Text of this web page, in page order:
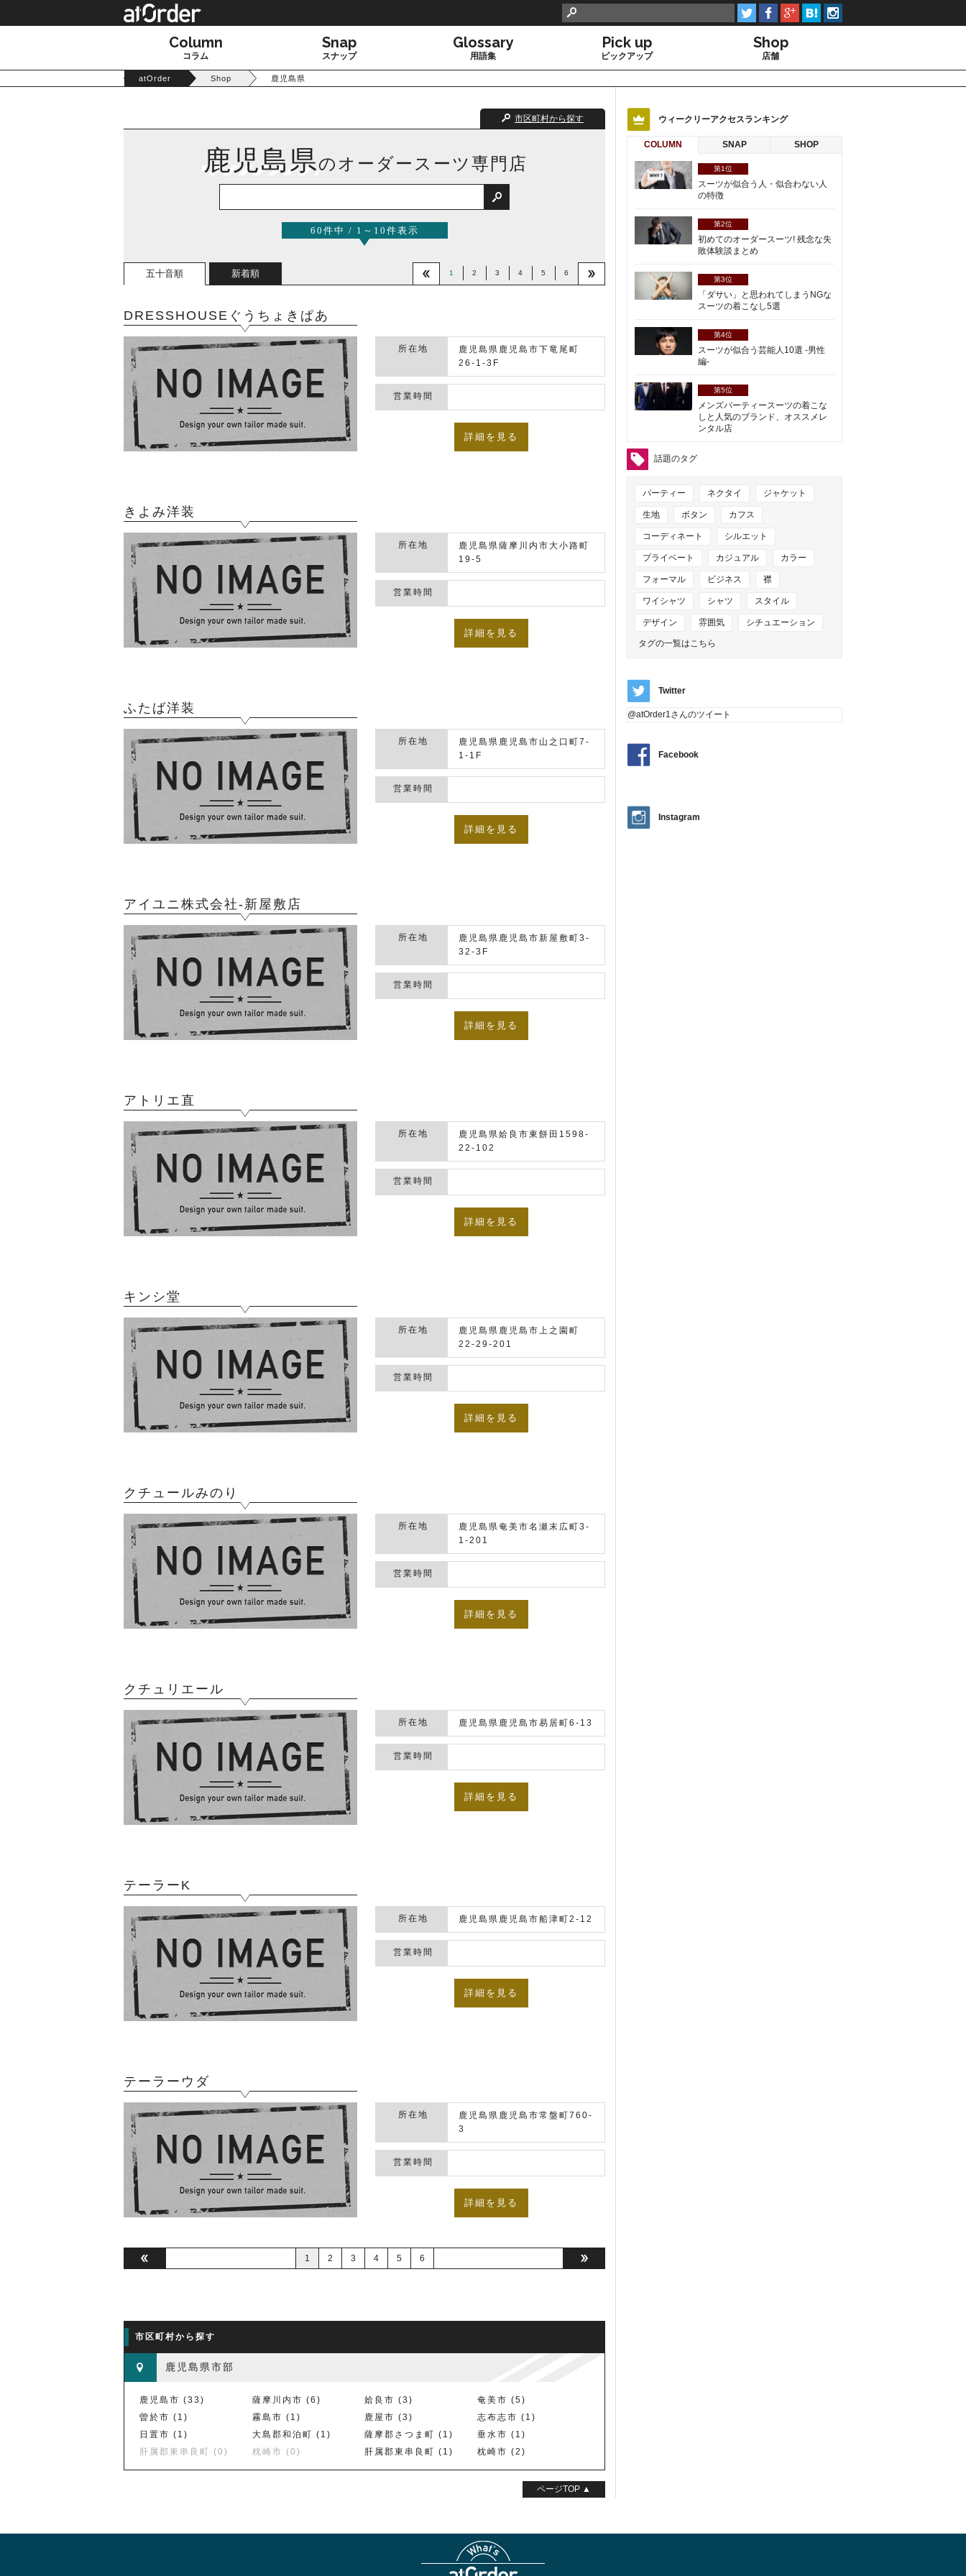
     
Column
コラム
Snap
スナップ
Glossary
用語集
Pick up
ピックアップ
Shop
店舗
atOrder Shop 鹿児島県
市区町村から探す
鹿児島県のオーダースーツ専門店

60件中 / 1～10件表示
五十音順 新着順  1 2 3 4 5 6 
DRESSHOUSEぐうちょきぱあ
所在地
鹿児島県鹿児島市下竜尾町
26-1-3F
営業時間
詳細を見る
きよみ洋装
所在地
鹿児島県薩摩川内市大小路町
19-5
営業時間
詳細を見る
ふたば洋装
所在地
鹿児島県鹿児島市山之口町7-
1-1F
営業時間
詳細を見る
アイユニ株式会社-新屋敷店
所在地
鹿児島県鹿児島市新屋敷町3-
32-3F
営業時間
詳細を見る
アトリエ直
所在地
鹿児島県姶良市東餅田1598-
22-102
営業時間
詳細を見る
キンシ堂
所在地
鹿児島県鹿児島市上之園町
22-29-201
営業時間
詳細を見る
クチュールみのり
所在地
鹿児島県奄美市名瀬末広町3-
1-201
営業時間
詳細を見る
クチュリエール
所在地 鹿児島県鹿児島市易居町6-13
営業時間
詳細を見る
テーラーK
所在地 鹿児島県鹿児島市船津町2-12
営業時間
詳細を見る
テーラーウダ
所在地
鹿児島県鹿児島市常盤町760-
3
営業時間
詳細を見る
 1 2 3 4 5 6 
市区町村から探す
鹿児島県市部
鹿児島市 (33) 薩摩川内市 (6) 姶良市 (3)
奄美市 (5)
曽於市 (1)
霧島市 (1) 鹿屋市 (3)
志布志市 (1)
日置市 (1)
大島郡和泊町 (1) 薩摩郡さつま町 (1)
垂水市 (1)
肝属郡東串良町 (0)
枕崎市 (0) 肝属郡東串良町 (1) 枕崎市 (2)
ページTOP
ウィークリーアクセスランキング
COLUMN SNAP SHOP
第1位
スーツが似合う人・似合わない人
の特徴
第2位
初めてのオーダースーツ! 残念な失
敗体験談まとめ
第3位
「ダサい」と思われてしまうNGな
スーツの着こなし5選
第4位
スーツが似合う芸能人10選 -男性
編-
第5位
メンズパーティースーツの着こな
しと人気のブランド、オススメレ
ンタル店
話題のタグ
パーティー ネクタイ ジャケット
生地 ボタン カフス
コーディネート シルエット
プライベート カジュアル カラー
フォーマル ビジネス 襟
ワイシャツ シャツ スタイル
デザイン 雰囲気 シチュエーション
タグの一覧はこちら
Twitter
@atOrder1さんのツイート
Facebook
Instagram